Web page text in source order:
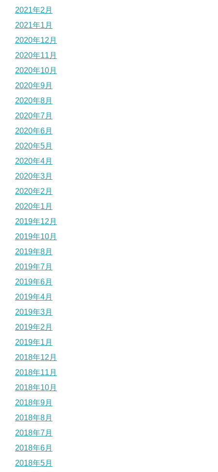
2021年2月
2021年1月
2020年12月
2020年11月
2020年10月
2020年9月
2020年8月
2020年7月
2020年6月
2020年5月
2020年4月
2020年3月
2020年2月
2020年1月
2019年12月
2019年10月
2019年8月
2019年7月
2019年6月
2019年4月
2019年3月
2019年2月
2019年1月
2018年12月
2018年11月
2018年10月
2018年9月
2018年8月
2018年7月
2018年6月
2018年5月